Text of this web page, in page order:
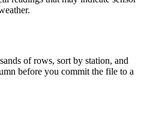
of rows, sort by station, and
before you commit the file to a